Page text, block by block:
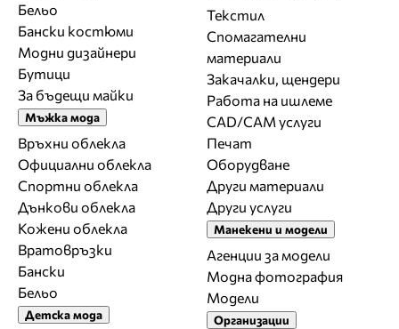
Бельо
Бански костюми
Модни дизайнери
Бутици
За бъдещи майки
Мъжка мода
Връхни облекла
Официални облекла
Спортни облекла
Дънкови облекла
Кожени облекла
Вратовръзки
Бански
Бельо
Детска мода
Текстил
Спомагателни
материали
Закачалки, щендери
Работа на ишлеме
CAD/CAM услуги
Печат
Оборудване
Други материали
Други услуги
Манекени и модели
Агенции за модели
Модна фотография
Модели
Организации